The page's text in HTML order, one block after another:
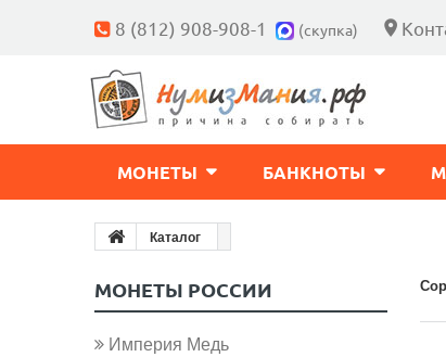
8 (812) 908-908-1 (скупка)
МОНЕТЫ БАНКНОТЫ
Каталог
МОНЕТЫ РОССИИ
Империя Медь